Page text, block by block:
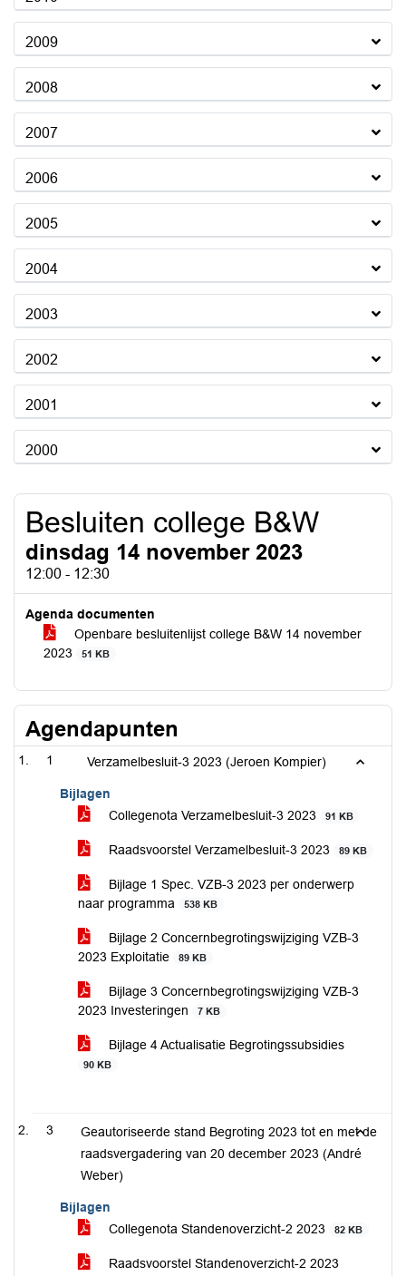
2009
2008
2007
2006
2005
2004
2003
2002
2001
2000
Besluiten college B&W
dinsdag 14 november 2023
12:00 - 12:30
Agenda documenten
Openbare besluitenlijst college B&W 14 november
2023
51 KB
Agendapunten
1 Verzamelbesluit-3 2023 (Jeroen Kompier)
Bijlagen
Collegenota Verzamelbesluit-3 2023
91 KB
Raadsvoorstel Verzamelbesluit-3 2023 89 KB
Bijlage 1 Spec. VZB-3 2023 per onderwerp
naar programma
538 KB
Bijlage 2 Concernbegrotingswijziging VZB-3
2023 Exploitatie
89 KB
Bijlage 3 Concernbegrotingswijziging VZB-3
2023 Investeringen
7 KB
Bijlage 4 Actualisatie Begrotingssubsidies
90 KB
3
Geautoriseerde stand Begroting 2023 tot en met de
raadsvergadering van 20 december 2023 (André
Weber)
Bijlagen
Collegenota Standenoverzicht-2 2023
82 KB
Raadsvoorstel Standenoverzicht-2 2023